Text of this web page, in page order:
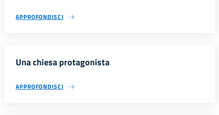
APPROFONDISCI
Una chiesa protagonista
APPROFONDISCI